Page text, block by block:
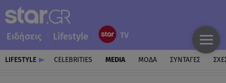
Ειδήσεις Lifestyle
LIFESTYLE CELEBRITIES MEDIA ΜΟΔΑ ΣΥΝΤΑΓΕΣ